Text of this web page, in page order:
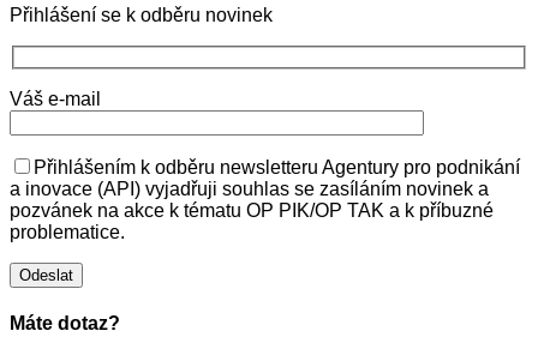
Přihlášení se k odběru novinek
Váš e-mail
Přihlášením k odběru newsletteru Agentury pro podnikání
a inovace (API) vyjadřuji souhlas se zasíláním novinek a
pozvánek na akce k tématu OP PIK/OP TAK a k příbuzné
problematice.
Máte dotaz?